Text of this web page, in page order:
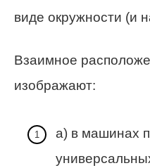
виде окружности (и
Взаимное
изображают:
а) в машинах